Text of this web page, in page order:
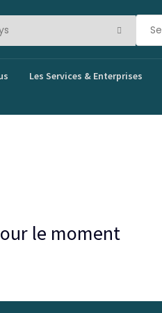
Les Services & Enterprises
le moment